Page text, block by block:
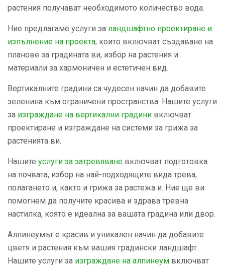
растения получават необходимото количество вода.
Ние предлагаме услуги за ландшафтнo проектиране и
изпълнение на проекта, които включват създаване на
планове за градината ви, избор на растения и
материали за хармоничен и естетичен вид.
Вертикалните градини са чудесен начин да добавите
зеленина към ограничени пространства. Нашите услуги
за изграждане на вертикални градини включват
проектиране и изграждане на системи за грижа за
растенията ви.
Нашите услуги за затревяване включват подготовка
на почвата, избор на най-подходящите вида трева,
полагането и, както и грижа за растежа и. Ние ще ви
помогнем да получите красива и здрава тревна
настилка, която е идеална за вашата градина или двор.
Алпинеумът е красив и уникален начин да добавите
цветя и растения към вашия градински ландшафт.
Нашите услуги за изграждане на алпинеум включват